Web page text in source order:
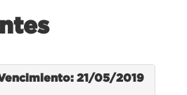
21/05/2019